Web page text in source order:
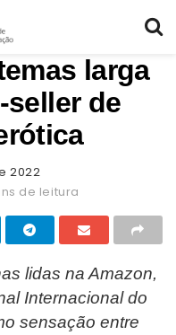
larga
seller de
2022
de leitura
lidas na Amazon,
Internacional do
sensação entre